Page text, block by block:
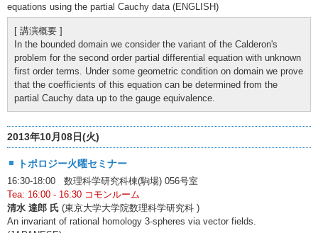
equations using the partial Cauchy data (ENGLISH)
[ 講演概要 ]
In the bounded domain we consider the variant of the Calderon's
problem for the second order partial differential equation with unknown
first order terms. Under some geometric condition on domain we prove
that the coefficients of this equation can be determined from the
partial Cauchy data up to the gauge equivalence.
2013年10月08日(火)
トポロジー火曜セミナー
16:30-18:00 数理科学研究科棟(駒場) 056号室
Tea: 16:00 - 16:30 コモンルーム
清水 達郎 氏 (東京大学大学院数理科学研究科 )
An invariant of rational homology 3-spheres via vector fields.